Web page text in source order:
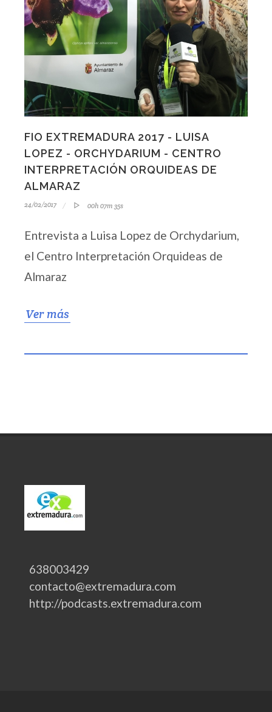
FIO EXTREMADURA 2017 - LUISA
LOPEZ - ORCHYDARIUM - CENTRO
INTERPRETACIÓN ORQUIDEAS DE
ALMARAZ
24/02/2017 00h 07m 35s
Entrevista a Luisa Lopez de Orchydarium,
el Centro Interpretación Orquideas de
Almaraz
Ver más
638003429
contacto@extremadura.com
http://podcasts.extremadura.com